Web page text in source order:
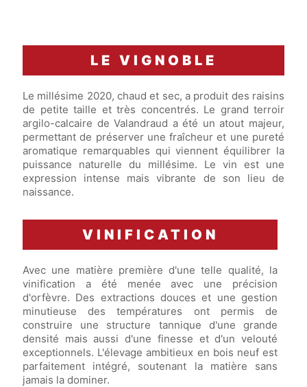
LE VIGNOBLE
Le millésime 2020, chaud et sec, a produit des raisins
de petite taille et très concentrés. Le grand terroir
argilo-calcaire de Valandraud a été un atout majeur,
permettant de préserver une fraîcheur et une pureté
aromatique remarquables qui viennent équilibrer la
puissance naturelle du millésime. Le vin est une
expression intense mais vibrante de son lieu de
naissance.
VINIFICATION
Avec une matière première d'une telle qualité, la
vinification a été menée avec une précision
d'orfèvre. Des extractions douces et une gestion
minutieuse des températures ont permis de
construire une structure tannique d'une grande
densité mais aussi d'une finesse et d'un velouté
exceptionnels. L'élevage ambitieux en bois neuf est
parfaitement intégré, soutenant la matière sans
jamais la dominer.